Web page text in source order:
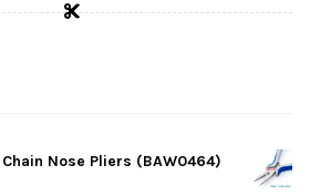
Nose Pliers (BAW0464)